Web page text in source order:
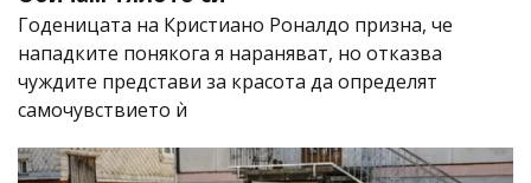
Годеницата на Кристиано Роналдо призна, че
нападките понякога я нараняват, но отказва
чуждите представи за красота да определят
самочувствието ѝ